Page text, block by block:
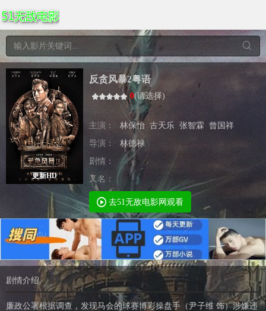
更新HD
反贪风暴2粤语
0(请选择)
主演： 林保怡 古天乐 张智霖
曾国祥
导演：
林德禄
剧情：
又名：
去51无敌电影网观看
剧情介绍
廉政公署根据调查，发现马会的球赛博彩操盘手（尹子维 饰）涉嫌违